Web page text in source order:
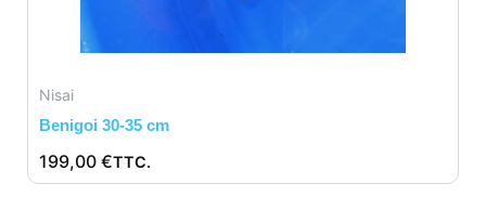
Nisai
Benigoi 30-35 cm
199,00 €TTC.